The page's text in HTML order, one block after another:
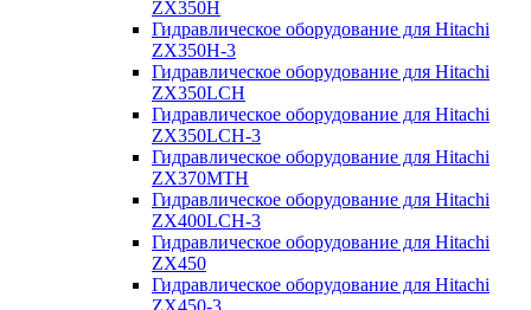
ZX350H
Гидравлическое оборудование для Hitachi
ZX350H-3
Гидравлическое оборудование для Hitachi
ZX350LCH
Гидравлическое оборудование для Hitachi
ZX350LCH-3
Гидравлическое оборудование для Hitachi
ZX370MTH
Гидравлическое оборудование для Hitachi
ZX400LCH-3
Гидравлическое оборудование для Hitachi
ZX450
Гидравлическое оборудование для Hitachi
ZX450-3